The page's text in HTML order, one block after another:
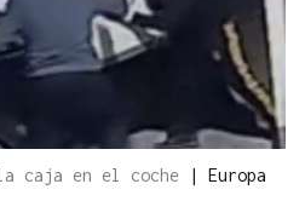
caja en el coche | Europa